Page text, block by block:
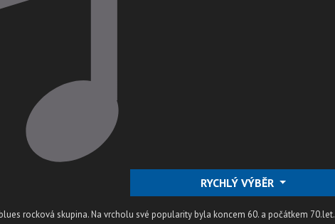
RYCHLÝ VÝBĚR
rocková skupina. Na vrcholu své popularity byla koncem 60. a počátkem 70.let.